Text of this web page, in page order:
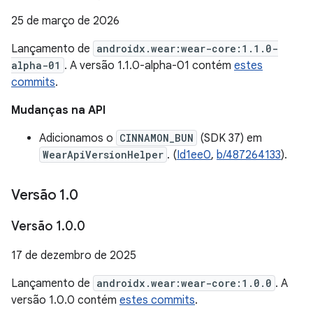
25 de março de 2026
Lançamento de androidx.wear:wear-core:1.1.0-
alpha-01 . A versão 1.1.0-alpha-01 contém estes
commits.
Mudanças na API
Adicionamos o CINNAMON_BUN (SDK 37) em
WearApiVersionHelper . (Id1ee0, b/487264133).
Versão 1.0
Versão 1.0.0
17 de dezembro de 2025
Lançamento de androidx.wear:wear-core:1.0.0 . A
versão 1.0.0 contém estes commits.